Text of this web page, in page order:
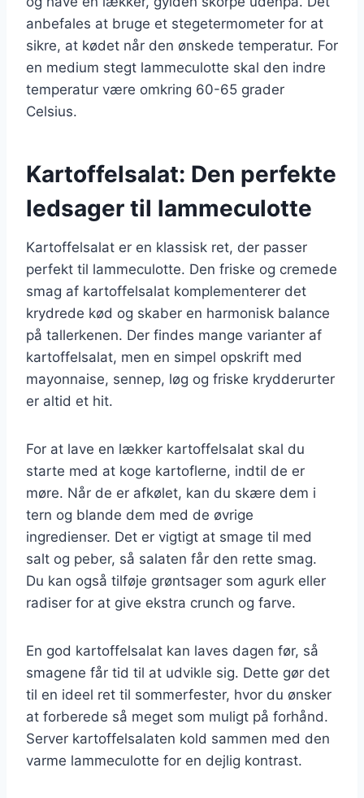
anbefales at bruge et stegetermometer for at
sikre, at kødet når den ønskede temperatur. For
en medium stegt lammeculotte skal den indre
temperatur være omkring 60-65 grader
Celsius.
Kartoffelsalat: Den perfekte
ledsager til lammeculotte
Kartoffelsalat er en klassisk ret, der passer
perfekt til lammeculotte. Den friske og cremede
smag af kartoffelsalat komplementerer det
krydrede kød og skaber en harmonisk balance
på tallerkenen. Der findes mange varianter af
kartoffelsalat, men en simpel opskrift med
mayonnaise, sennep, løg og friske krydderurter
er altid et hit.
For at lave en lækker kartoffelsalat skal du
starte med at koge kartoflerne, indtil de er
møre. Når de er afkølet, kan du skære dem i
tern og blande dem med de øvrige
ingredienser. Det er vigtigt at smage til med
salt og peber, så salaten får den rette smag.
Du kan også tilføje grøntsager som agurk eller
radiser for at give ekstra crunch og farve.
En god kartoffelsalat kan laves dagen før, så
smagene får tid til at udvikle sig. Dette gør det
til en ideel ret til sommerfester, hvor du ønsker
at forberede så meget som muligt på forhånd.
Server kartoffelsalaten kold sammen med den
varme lammeculotte for en dejlig kontrast.